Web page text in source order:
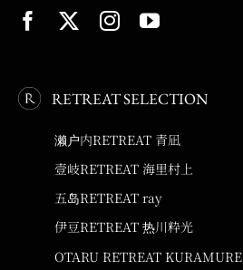
RETREAT SELECTION
濑户内RETREAT 青凪
壹岐RETREAT 海里村上
五岛RETREAT ray
伊豆RETREAT 热川粋光
OTARU RETREAT KURAMURE